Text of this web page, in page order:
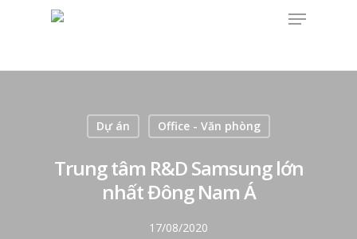
Dự án Office - Văn phòng
Trung tâm R&D Samsung lớn
nhất Đông Nam Á
17/08/2020